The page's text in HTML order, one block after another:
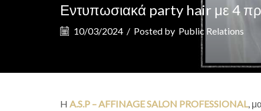
Εντυπωσιακά party hair με 4
10/03/2024 / Posted by Public Relations
H A.S.P – AFFINAGE SALON PROFESSIONAL,